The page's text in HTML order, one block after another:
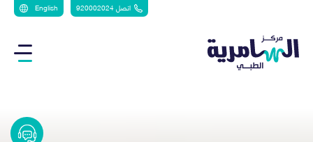
اتصل 920002024 English